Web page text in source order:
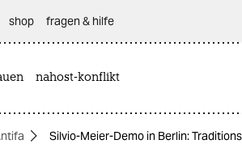
shop fragen & hilfe
nahost-konflikt
Silvio-Meier-Demo in Berlin: